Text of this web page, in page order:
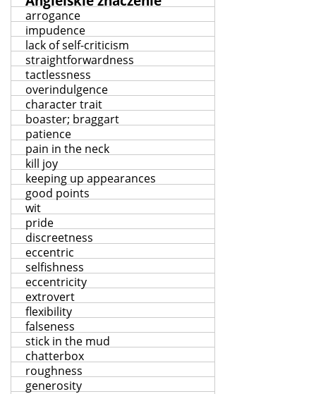
arrogance
impudence
lack of self-criticism
straightforwardness
tactlessness
overindulgence
character trait
boaster; braggart
patience
pain in the neck
kill joy
keeping up appearances
good points
wit
pride
discreetness
eccentric
selfishness
eccentricity
extrovert
flexibility
falseness
stick in the mud
chatterbox
roughness
generosity